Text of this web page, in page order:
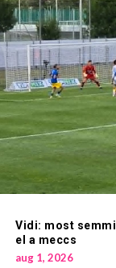
Vidi: most
el a meccs
aug 1, 2026